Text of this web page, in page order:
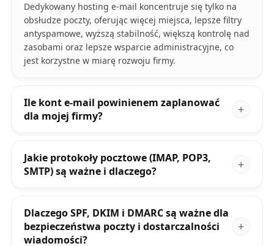
Dedykowany hosting e-mail koncentruje się tylko na
obsłudze poczty, oferując więcej miejsca, lepsze filtry
antyspamowe, wyższą stabilność, większą kontrolę nad
zasobami oraz lepsze wsparcie administracyjne, co
jest korzystne w miarę rozwoju firmy.
Ile kont e-mail powinienem zaplanować
dla mojej firmy?
Jakie protokoły pocztowe (IMAP, POP3,
SMTP) są ważne i dlaczego?
Dlaczego SPF, DKIM i DMARC są ważne dla
bezpieczeństwa poczty i dostarczalności
wiadomości?